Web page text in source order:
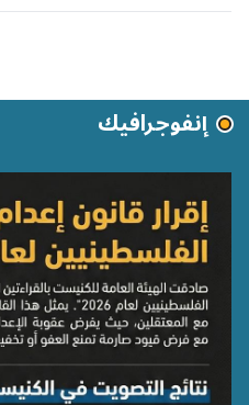
إنفوجرافيك